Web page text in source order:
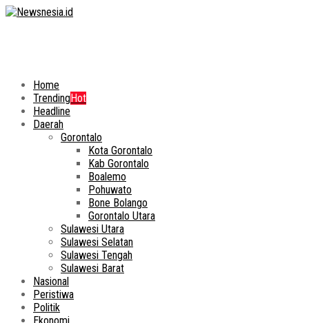
Home
TrendingHot
Headline
Daerah
Gorontalo
Kota Gorontalo
Kab Gorontalo
Boalemo
Pohuwato
Bone Bolango
Gorontalo Utara
Sulawesi Utara
Sulawesi Selatan
Sulawesi Tengah
Sulawesi Barat
Nasional
Peristiwa
Politik